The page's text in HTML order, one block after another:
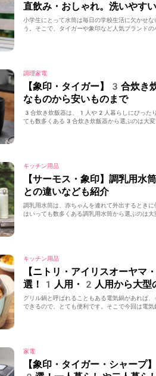
直飲み・おしゃれ。洗いやす
小学生にとって水筒は毎日の学校生活に欠かせ
う。そこで、タイガーや象印など人気ブランド
調理家電
【象印・タイガー】3合炊
なものから安いものまで
3合炊き炊飯器は、1人や2人暮らしにぴった
ても数多くある3合炊き炊飯器から選ぶのは大
キッチン用品
【サーモス・象印】調乳用
との違いなども紹介
調乳用水筒は、赤ちゃんを連れて外出するとき
はいっても数多くある調乳用水筒から選ぶのは
キッチン用品
【ニトリ・アイリスオーヤ
選！1人用・2人用から大型
グリル鍋と呼ばれることもある電気鍋があれば
できるので、とても便利です。そこで今回は電
家電
【象印・タイガー・シャー